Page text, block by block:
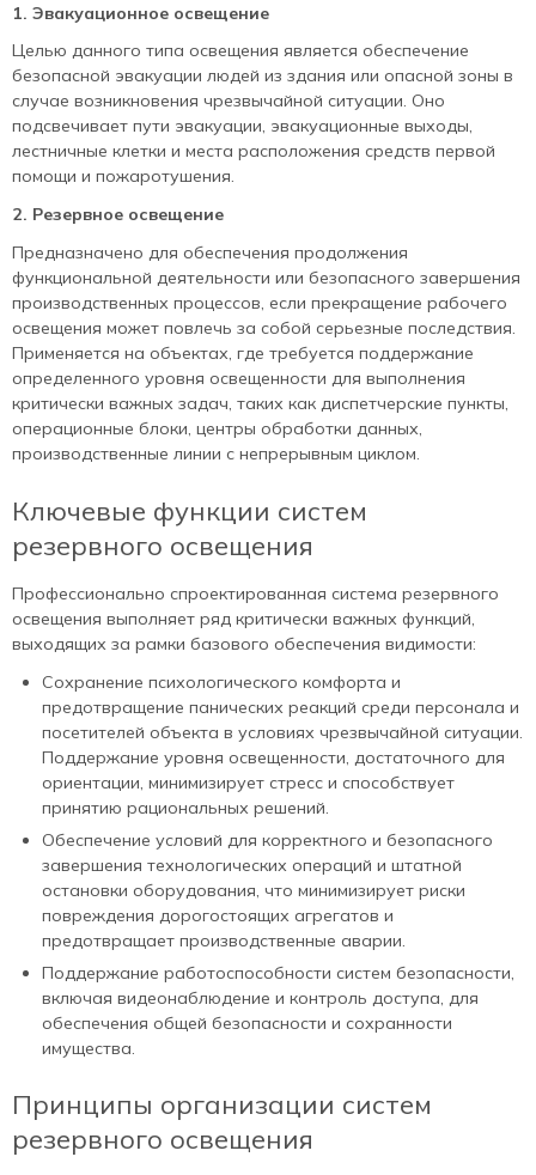
1. Эвакуационное освещение
Целью данного типа освещения является обеспечение
безопасной эвакуации людей из здания или опасной зоны в
случае возникновения чрезвычайной ситуации. Оно
подсвечивает пути эвакуации, эвакуационные выходы,
лестничные клетки и места расположения средств первой
помощи и пожаротушения.
2. Резервное освещение
Предназначено для обеспечения продолжения
функциональной деятельности или безопасного завершения
производственных процессов, если прекращение рабочего
освещения может повлечь за собой серьезные последствия.
Применяется на объектах, где требуется поддержание
определенного уровня освещенности для выполнения
критически важных задач, таких как диспетчерские пункты,
операционные блоки, центры обработки данных,
производственные линии с непрерывным циклом.
Ключевые функции систем
резервного освещения
Профессионально спроектированная система резервного
освещения выполняет ряд критически важных функций,
выходящих за рамки базового обеспечения видимости:
Сохранение психологического комфорта и
предотвращение панических реакций среди персонала и
посетителей объекта в условиях чрезвычайной ситуации.
Поддержание уровня освещенности, достаточного для
ориентации, минимизирует стресс и способствует
принятию рациональных решений.
Обеспечение условий для корректного и безопасного
завершения технологических операций и штатной
остановки оборудования, что минимизирует риски
повреждения дорогостоящих агрегатов и
предотвращает производственные аварии.
Поддержание работоспособности систем безопасности,
включая видеонаблюдение и контроль доступа, для
обеспечения общей безопасности и сохранности
имущества.
Принципы организации систем
резервного освещения